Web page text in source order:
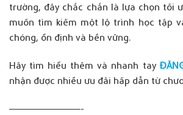
trường, đây chắc chắn là lựa chọn tối
muốn tìm kiếm một lộ trình học tập
chóng, ổn định và bền vững.
Hãy tìm hiểu thêm và nhanh tay
nhận được nhiều ưu đãi hấp dẫn từ
​—————————-